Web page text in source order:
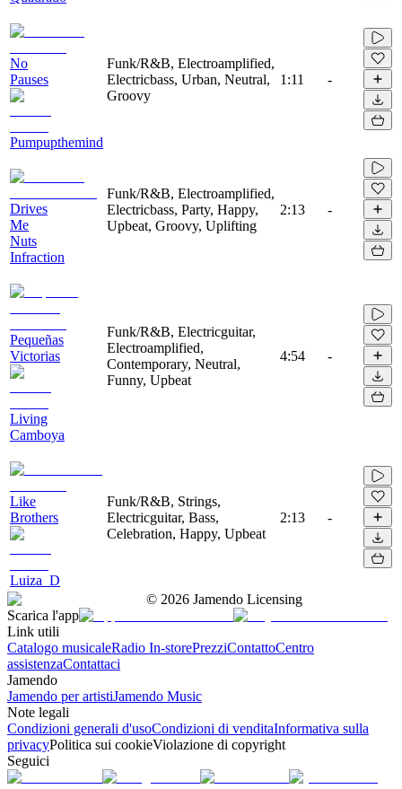
No
Pauses
Pumpupthemind
Funk/R&B, Electroamplified,
Electricbass, Urban, Neutral,
Groovy
1:11 -
Drives
Me
Nuts
Infraction
Funk/R&B, Electroamplified,
Electricbass, Party, Happy,
Upbeat, Groovy, Uplifting
2:13 -
Pequeñas
Victorias
Living
Camboya
Funk/R&B, Electricguitar,
Electroamplified,
Contemporary, Neutral,
Funny, Upbeat
4:54 -
Like
Brothers
Luiza_D
Funk/R&B, Strings,
Electricguitar, Bass,
Celebration, Happy, Upbeat
2:13 -
© 2026 Jamendo Licensing
Scarica l'app
Link utili
Catalogo musicaleRadio In-storePrezziContattoCentro
assistenzaContattaci
Jamendo
Jamendo per artistiJamendo Music
Note legali
Condizioni generali d'usoCondizioni di venditaInformativa sulla
privacyPolitica sui cookieViolazione di copyright
Seguici